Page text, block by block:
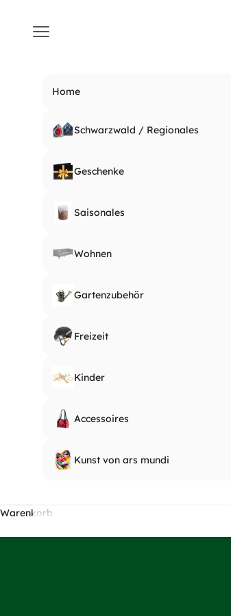
Menü
Home
Schwarzwald / Regionales
Geschenke
Saisonales
Wohnen
Gartenzubehör
Freizeit
Kinder
Accessoires
Kunst von ars mundi
Warenkorb